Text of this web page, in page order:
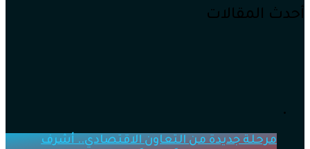
أحدث المقالات
مرحلة جديدة من التعاون الاقتصادي.. أشرف